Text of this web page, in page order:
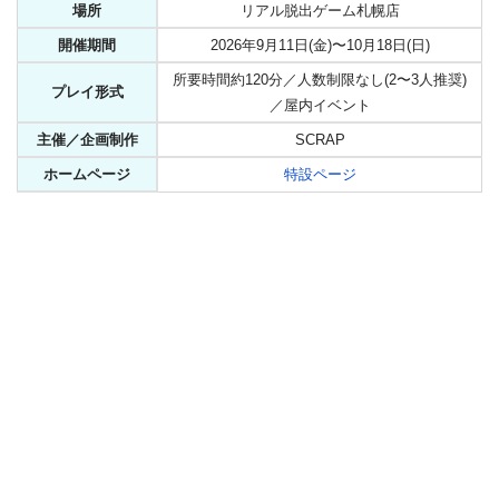
場所 リアル脱出ゲーム札幌店
開催期間 2026年9月11日(金)〜10月18日(日)
プレイ形式
所要時間約120分／人数制限なし(2〜3人推奨)
／屋内イベント
主催／企画制作 SCRAP
ホームページ 特設ページ